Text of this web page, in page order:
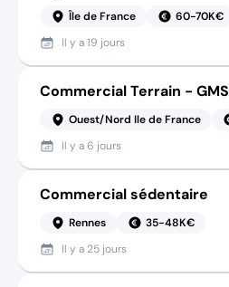
Île de France
60-70K€
Il y a19 jours
Commercial Terrain - GMS
Ouest/Nord Ile de France
Il y a6 jours
Commercial sédentaire
Rennes
35-48K€
Il y a 25 jours